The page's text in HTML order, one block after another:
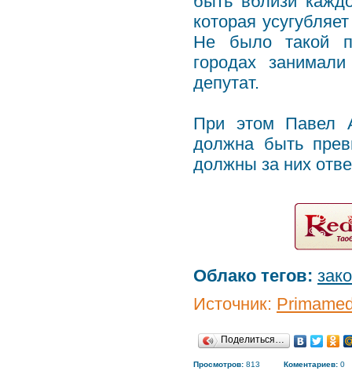
которая
Не было такой
городах
депутат.
При этом Павел
должна быть
должны за них
Облако тегов:
Источник:
Поделиться…
Просмотров: 813 Коментариев: 0